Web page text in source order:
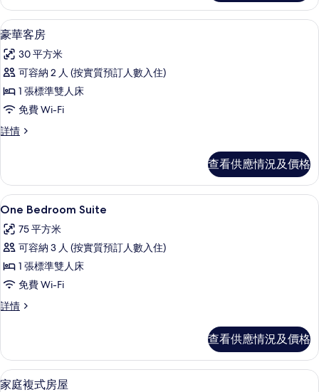
台
的
相
片
露
台
詳
載
入
所
有
豪
華
客
的
相
片
10
豪華客房
30 平方米
可容納 2 人 (按實質預訂人數入住)
1 張標準雙人床
免費 Wi-Fi
詳情
豪
詳
情
查看供應情況及價格
載
入
所
有
One
Bedroom
Suite
片
One Bedroom Suite | 高級寢具、迷
25
One Bedroom Suite
75 平方米
可容納 3 人 (按實質預訂人數入住)
1 張標準雙人床
免費 Wi-Fi
詳情
One
情
查看供應情況及價格
載
家庭複式房屋 | 高級寢具、迷你吧、房
7
家庭複式房屋